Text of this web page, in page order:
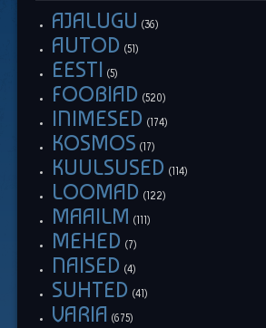
AJALUGU (36)
AUTOD (51)
EESTI (5)
FOOBIAD (520)
INIMESED (174)
KOSMOS (17)
KUULSUSED (114)
LOOMAD (122)
MAAILM (111)
MEHED (7)
NAISED (4)
SUHTED (41)
VARIA (675)